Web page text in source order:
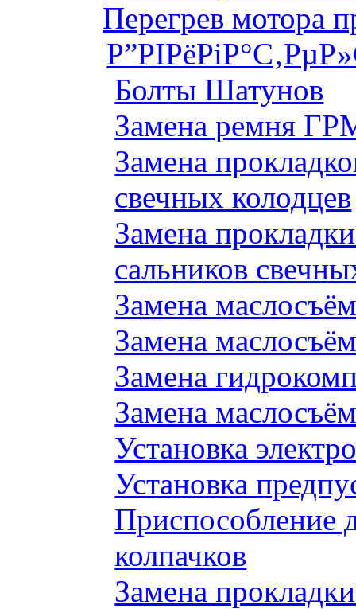
Перегрев мотора
Болты Шатунов
Замена ремня
Замена
свечных колодцев
Замена
сальников
Замена
Замена
Замена
Замена
Установка
Установка
Приспособление
колпачков
Замена